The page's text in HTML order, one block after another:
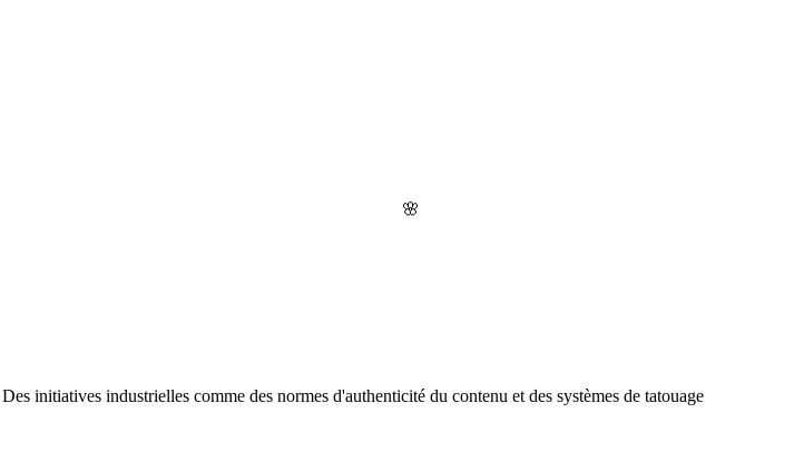
🌸
initiatives industrielles comme des normes d'authenticité du contenu et des systèmes de tatouage